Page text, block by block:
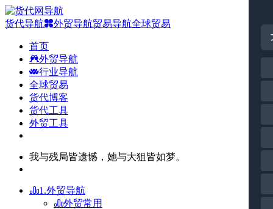
货代导航 外贸导航贸易导航全球贸易
首页
外贸导航
行业导航
全球贸易
货代博客
货代工具
外贸工具
我与残局皆遗憾，她与大狙皆如梦。
1.外贸导航
外贸常用